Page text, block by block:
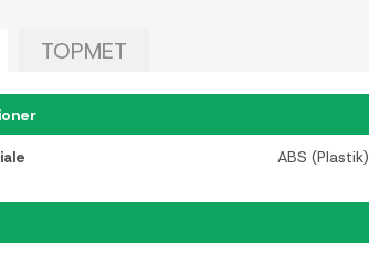
TOPMET
ABS (Plastik)